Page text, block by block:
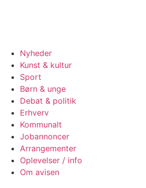
Nyheder
Kunst & kultur
Sport
Børn & unge
Debat & politik
Erhverv
Kommunalt
Jobannoncer
Arrangementer
Oplevelser / info
Om avisen